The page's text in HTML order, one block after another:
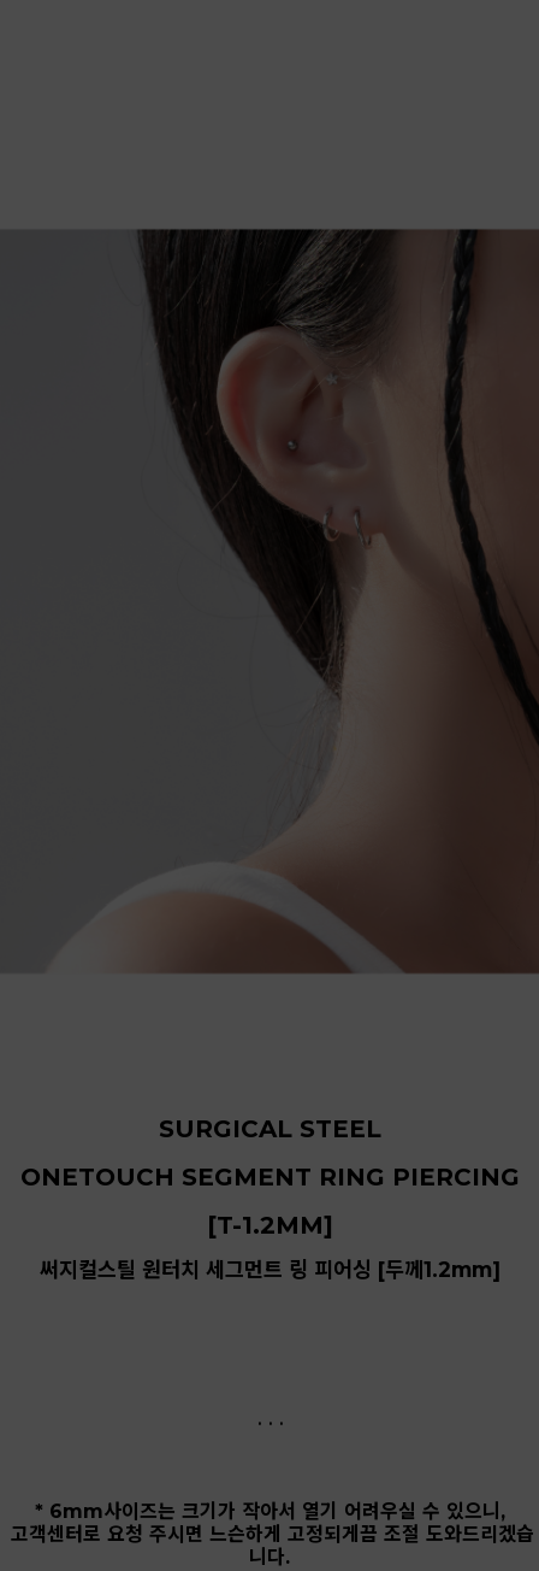
SURGICAL STEEL
ONETOUCH SEGMENT RING PIERCING
[T-1.2MM]
써지컬스틸 원터치 세그먼트 링 피어싱 [두께1.2mm]
. . .
* 6mm사이즈는 크기가 작아서 열기 어려우실 수 있으니,
고객센터로 요청 주시면 느슨하게 고정되게끔 조절 도와드리겠습
니다.